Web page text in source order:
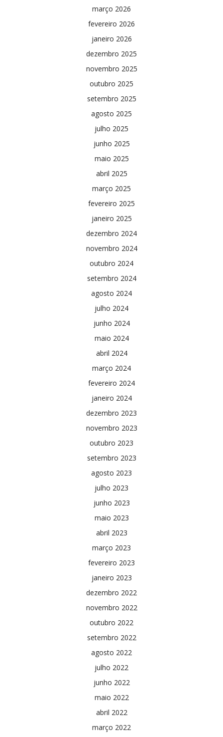
março 2026
fevereiro 2026
janeiro 2026
dezembro 2025
novembro 2025
outubro 2025
setembro 2025
agosto 2025
julho 2025
junho 2025
maio 2025
abril 2025
março 2025
fevereiro 2025
janeiro 2025
dezembro 2024
novembro 2024
outubro 2024
setembro 2024
agosto 2024
julho 2024
junho 2024
maio 2024
abril 2024
março 2024
fevereiro 2024
janeiro 2024
dezembro 2023
novembro 2023
outubro 2023
setembro 2023
agosto 2023
julho 2023
junho 2023
maio 2023
abril 2023
março 2023
fevereiro 2023
janeiro 2023
dezembro 2022
novembro 2022
outubro 2022
setembro 2022
agosto 2022
julho 2022
junho 2022
maio 2022
abril 2022
março 2022